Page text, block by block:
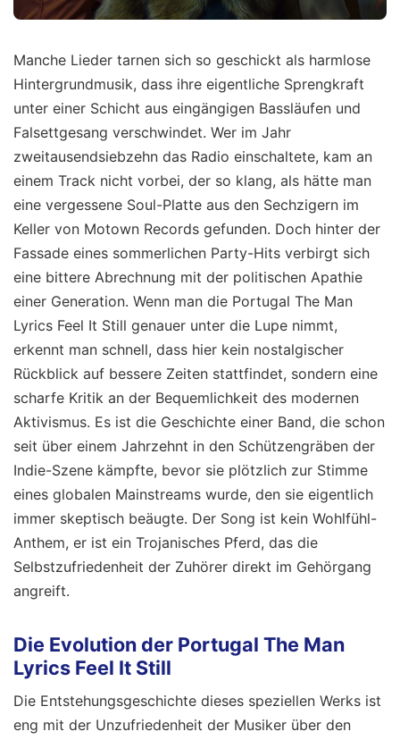
Manche Lieder tarnen sich so geschickt als harmlose
Hintergrundmusik, dass ihre eigentliche Sprengkraft
unter einer Schicht aus eingängigen Bassläufen und
Falsettgesang verschwindet. Wer im Jahr
zweitausendsiebzehn das Radio einschaltete, kam an
einem Track nicht vorbei, der so klang, als hätte man
eine vergessene Soul-Platte aus den Sechzigern im
Keller von Motown Records gefunden. Doch hinter der
Fassade eines sommerlichen Party-Hits verbirgt sich
eine bittere Abrechnung mit der politischen Apathie
einer Generation. Wenn man die Portugal The Man
Lyrics Feel It Still genauer unter die Lupe nimmt,
erkennt man schnell, dass hier kein nostalgischer
Rückblick auf bessere Zeiten stattfindet, sondern eine
scharfe Kritik an der Bequemlichkeit des modernen
Aktivismus. Es ist die Geschichte einer Band, die schon
seit über einem Jahrzehnt in den Schützengräben der
Indie-Szene kämpfte, bevor sie plötzlich zur Stimme
eines globalen Mainstreams wurde, den sie eigentlich
immer skeptisch beäugte. Der Song ist kein Wohlfühl-
Anthem, er ist ein Trojanisches Pferd, das die
Selbstzufriedenheit der Zuhörer direkt im Gehörgang
angreift.
Die Evolution der Portugal The Man
Lyrics Feel It Still
Die Entstehungsgeschichte dieses speziellen Werks ist
eng mit der Unzufriedenheit der Musiker über den